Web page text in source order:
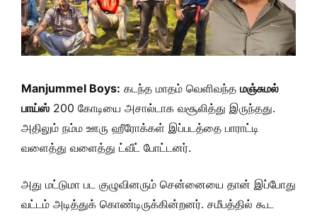
Manjummel Boys: கடந்த மாதம் வெளிவந்த மஞ்சுமல்
பாய்ஸ் 200 கோடியை அசால்டாக வசூலித்து இருந்தது.
அதிலும் நம்ம ஊரு ஹீரோக்கள் இப்படத்தை பாராட்டி
வளைத்து வளைத்து ட்வீட் போட்டனர்.
அது மட்டுமா பட குழுவினரும் சென்னையை தான் இப்போது
வட்டம் அடித்துக் கொண்டிருக்கின்றனர். சமீபத்தில் கூட